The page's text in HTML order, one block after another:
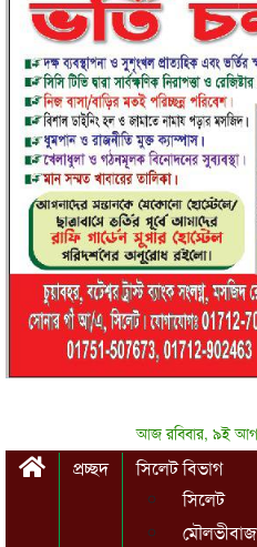
আজ রবিবার, ৯ই
প্রচ্ছদ
সিলেট বিভাগ
সিলেট